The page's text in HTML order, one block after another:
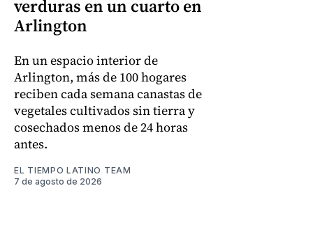
verduras en un cuarto en
Arlington
En un espacio interior de
Arlington, más de 100 hogares
reciben cada semana canastas de
vegetales cultivados sin tierra y
cosechados menos de 24 horas
antes.
EL TIEMPO LATINO TEAM
7 de agosto de 2026